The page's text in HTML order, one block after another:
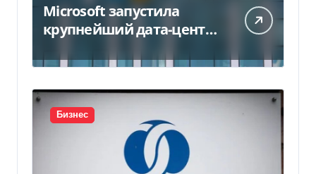
Microsoft запустила
крупнейший дата-центр
миллиарда
Бизнес